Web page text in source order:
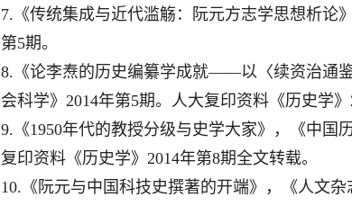
7.《传统集成与近代滥觞：阮元方志学思想析论
第5期。
8.《论李焘的历史编纂学成就——以〈续资治通
会科学》2014年第5期。人大复印资料《历史学》
9.《1950年代的教授分级与史学大家》，《中国
复印资料《历史学》2014年第8期全文转载。
10.《阮元与中国科技史撰著的开端》，《人文杂